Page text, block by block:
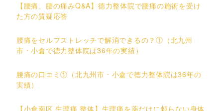
【腰痛、腰の痛みQ&A】徳力整体院で腰痛の施術を受け
た方の質疑応答
腰痛をセルフストレッチで解消できるの？①（北九州
市・小倉で徳力整体院は36年の実績）
腰痛の口コミ①（北九州市・小倉で徳力整体院は36年の
実績）
【小倉南区 生理痛 整体】生理痛を薬だけに頼らない身体